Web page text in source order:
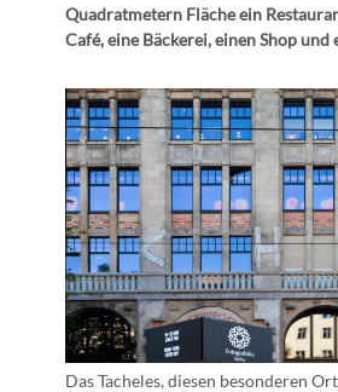
Quadratmetern Fläche ein
Café, eine Bäckerei, einen Shop und
Das Tacheles, diesen besonderen